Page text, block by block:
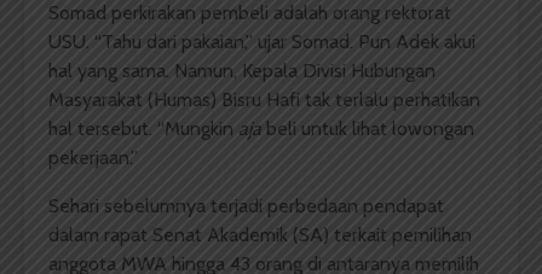
Somad perkirakan pembeli adalah orang rektorat
USU. “Tahu dari pakaian,” ujar Somad. Pun Adek akui
hal yang sama. Namun, Kepala Divisi Hubungan
Masyarakat (Humas) Bisru Hafi tak terlalu perhatikan
hal tersebut. “Mungkin aja beli untuk lihat lowongan
pekerjaan.”
Sehari sebelumnya terjadi perbedaan pendapat
dalam rapat Senat Akademik (SA) terkait pemilihan
anggota MWA hingga 43 orang di antaranya memilih